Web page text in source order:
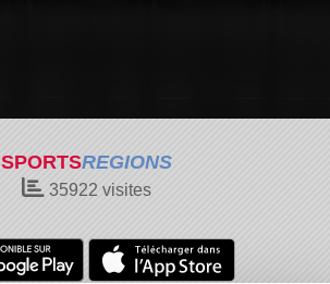
SPORTSREGIONS
35922 visites